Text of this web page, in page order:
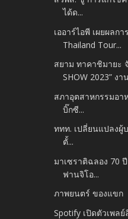
ได้ด...
เออาร์ไอพี เผยผลก
Thailand Tour...
สยาม ทาคาชิมายะ
SHOW 2023” งา
สภาอุตสาหกรรมอา
บิ๊กซี...
ททท. เปลี่ยนแปลงผู้
ตั้...
มาเซราติฉลอง 70
ฟานจิโอ...
ภาพยนตร์ ของแขก
Spotify เปิดตัวเพล